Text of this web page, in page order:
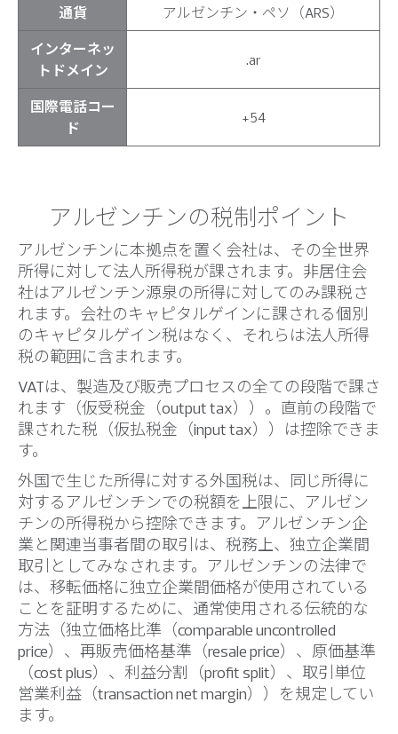
通貨 アルゼンチン・ペソ（ARS）
インターネッ
トドメイン
.ar
国際電話コー
ド
+54
アルゼンチンの税制ポイント
アルゼンチンに本拠点を置く会社は、その全世界
所得に対して法人所得税が課されます。非居住会
社はアルゼンチン源泉の所得に対してのみ課税さ
れます。会社のキャピタルゲインに課される個別
のキャピタルゲイン税はなく、それらは法人所得
税の範囲に含まれます。
VATは、製造及び販売プロセスの全ての段階で課さ
れます（仮受税金（output tax））。直前の段階で
課された税（仮払税金（input tax））は控除できま
す。
外国で生じた所得に対する外国税は、同じ所得に
対するアルゼンチンでの税額を上限に、アルゼン
チンの所得税から控除できます。アルゼンチン企
業と関連当事者間の取引は、税務上、独立企業間
取引としてみなされます。アルゼンチンの法律で
は、移転価格に独立企業間価格が使用されている
ことを証明するために、通常使用される伝統的な
方法（独立価格比準（comparable uncontrolled
price）、再販売価格基準（resale price）、原価基準
（cost plus）、利益分割（profit split）、取引単位
営業利益（transaction net margin））を規定してい
ます。